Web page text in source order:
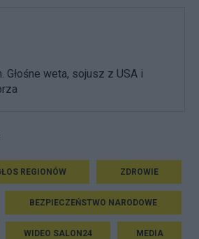
Głośne weta, sojusz z USA i
REGIONÓW ZDROWIE
BEZPIECZEŃSTWO NARODOWE
WIDEO SALON24 MEDIA